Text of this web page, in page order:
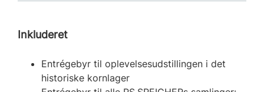
Inkluderet
Entrégebyr til oplevelsesudstillingen i det
historiske kornlager